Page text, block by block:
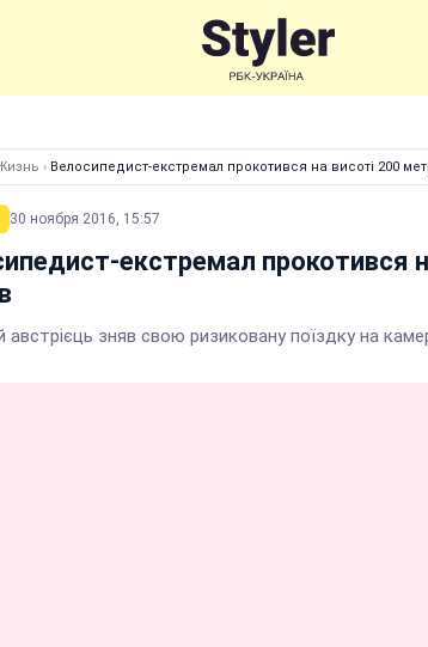
› Велосипедист-екстремал прокотився на висоті 200
30 ноября 2016, 15:57
екстремал прокотився
австрієць зняв свою ризиковану поїздку на